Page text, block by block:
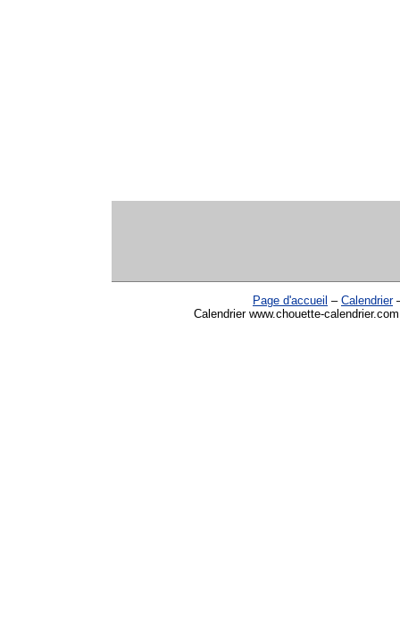
Page d'accueil – Calendrier
Calendrier www.chouette-